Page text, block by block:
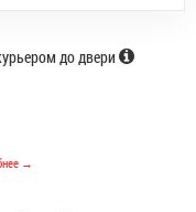
до двери
→